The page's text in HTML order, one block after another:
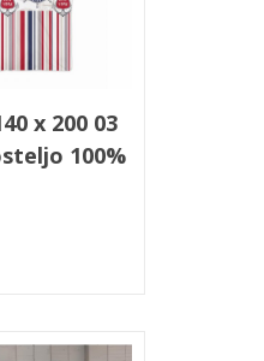
Hitri ogled
x 200 03
100%